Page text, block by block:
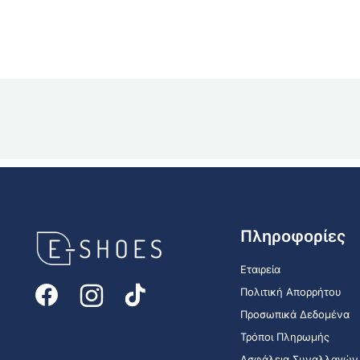
Πληροφορίες
Εταιρεία
Πολιτική Απορρήτου
Προσωπικά Δεδομένα
Τρόποι Πληρωμής